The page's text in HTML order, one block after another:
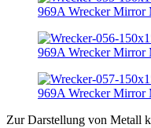
Zur Darstellung von Metall